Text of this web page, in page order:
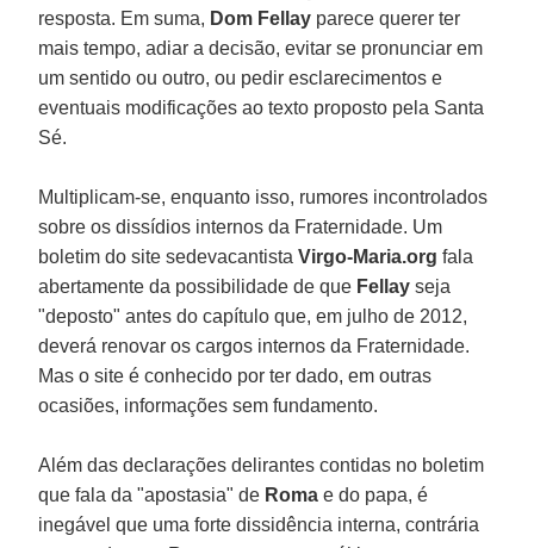
resposta. Em suma, Dom Fellay parece querer ter
mais tempo, adiar a decisão, evitar se pronunciar em
um sentido ou outro, ou pedir esclarecimentos e
eventuais modificações ao texto proposto pela Santa
Sé.
Multiplicam-se, enquanto isso, rumores incontrolados
sobre os dissídios internos da Fraternidade. Um
boletim do site sedevacantistaVirgo-Maria.orgfala
abertamente da possibilidade de que Fellayseja
"deposto" antes do capítulo que, em julho de 2012,
deverá renovar os cargos internos da Fraternidade.
Mas o site é conhecido por ter dado, em outras
ocasiões, informações sem fundamento.
Além das declarações delirantes contidas no boletim
que fala da "apostasia" de Romae do papa, é
inegável que uma forte dissidência interna, contrária